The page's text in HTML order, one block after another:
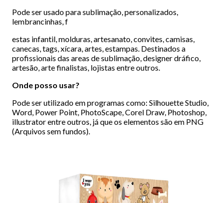
Pode ser usado para sublimação, personalizados,
lembrancinhas, f
estas infantil, molduras, artesanato, convites, camisas,
canecas, tags, xícara, artes, estampas. Destinados a
profissionais das areas de sublimação, designer dráfico,
artesão, arte finalistas, lojistas entre outros.
Onde posso usar?
Pode ser utilizado em programas como: Silhouette Studio,
Word, Power Point, PhotoScape, Corel Draw, Photoshop,
illustrator entre outros, já que os elementos são em PNG
(Arquivos sem fundos).